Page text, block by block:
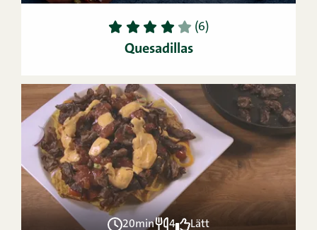
1 2 3 4 5 (6)
Quesadillas
20min 4 Lätt